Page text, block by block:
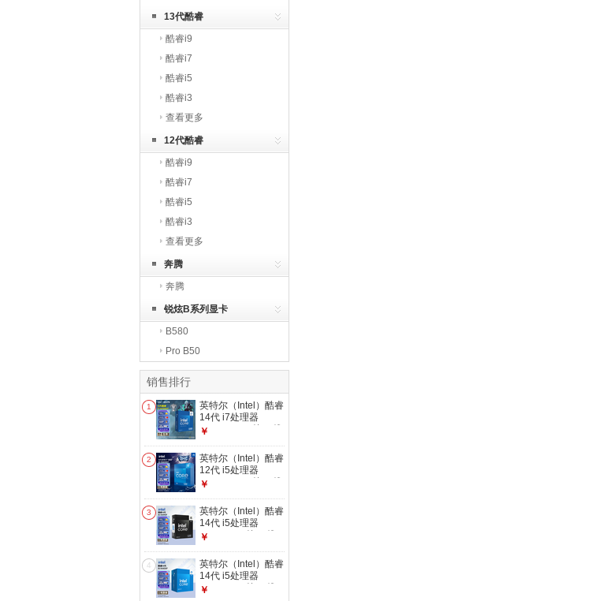
13代酷睿
酷睿i9
酷睿i7
酷睿i5
酷睿i3
查看更多
12代酷睿
酷睿i9
酷睿i7
酷睿i5
酷睿i3
查看更多
奔腾
奔腾
锐炫B系列显卡
B580
Pro B50
销售排行
1
英特尔（Intel）酷睿
14代 i7处理器
14700KF 20核28线
式机CPU 畅玩三角
洲行动/无畏契约
￥
2
英特尔（Intel）酷睿
12代 i5处理器
12600KF 10核16线
达4.9Ghz 20M三级
缓存 盒装CPU
￥
3
英特尔（Intel）酷睿
14代 i5处理器
14490F 10核16线
4.9Ghz 24M三级缓
存 台式机盒装CPU
￥
4
英特尔（Intel）酷睿
14代 i5处理器
14400F 10核16线
￥